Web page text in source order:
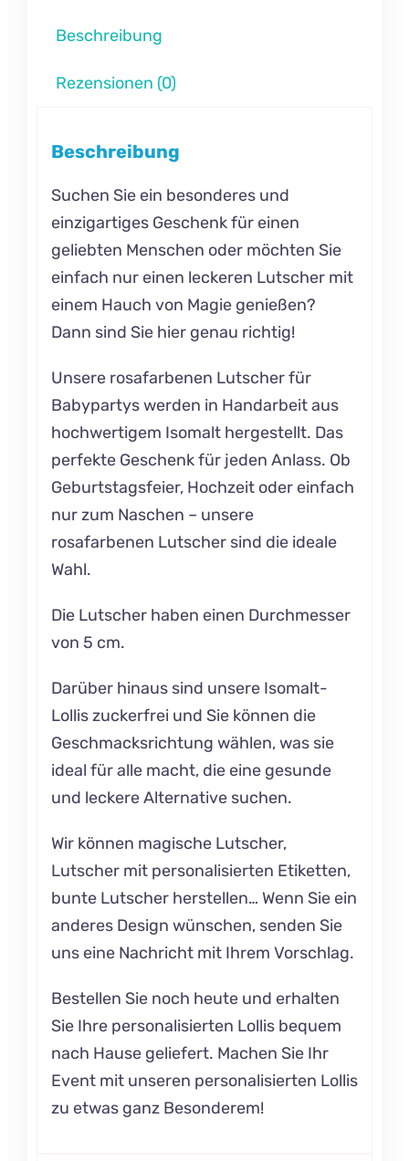
Beschreibung
Rezensionen (0)
Beschreibung
Suchen Sie ein besonderes und
einzigartiges Geschenk für einen
geliebten Menschen oder möchten Sie
einfach nur einen leckeren Lutscher mit
einem Hauch von Magie genießen?
Dann sind Sie hier genau richtig!
Unsere rosafarbenen Lutscher für
Babypartys werden in Handarbeit aus
hochwertigem Isomalt hergestellt. Das
perfekte Geschenk für jeden Anlass. Ob
Geburtstagsfeier, Hochzeit oder einfach
nur zum Naschen – unsere
rosafarbenen Lutscher sind die ideale
Wahl.
Die Lutscher haben einen Durchmesser
von 5 cm.
Darüber hinaus sind unsere Isomalt-
Lollis zuckerfrei und Sie können die
Geschmacksrichtung wählen, was sie
ideal für alle macht, die eine gesunde
und leckere Alternative suchen.
Wir können magische Lutscher,
Lutscher mit personalisierten Etiketten,
bunte Lutscher herstellen… Wenn Sie ein
anderes Design wünschen, senden Sie
uns eine Nachricht mit Ihrem Vorschlag.
Bestellen Sie noch heute und erhalten
Sie Ihre personalisierten Lollis bequem
nach Hause geliefert. Machen Sie Ihr
Event mit unseren personalisierten Lollis
zu etwas ganz Besonderem!